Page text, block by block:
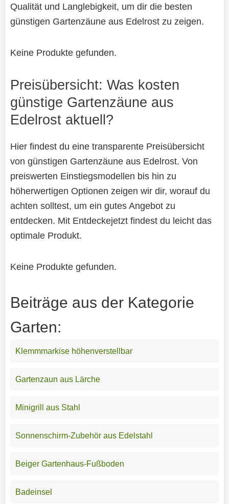
Qualität und Langlebigkeit, um dir die besten
günstigen Gartenzäune aus Edelrost zu zeigen.
Keine Produkte gefunden.
Preisübersicht: Was kosten
günstige Gartenzäune aus
Edelrost aktuell?
Hier findest du eine transparente Preisübersicht
von günstigen Gartenzäune aus Edelrost. Von
preiswerten Einstiegsmodellen bis hin zu
höherwertigen Optionen zeigen wir dir, worauf du
achten solltest, um ein gutes Angebot zu
entdecken. Mit Entdeckejetzt findest du leicht das
optimale Produkt.
Keine Produkte gefunden.
Beiträge aus der Kategorie
Garten:
Klemmmarkise höhenverstellbar
Gartenzaun aus Lärche
Minigrill aus Stahl
Sonnenschirm-Zubehör aus Edelstahl
Beiger Gartenhaus-Fußboden
Badeinsel